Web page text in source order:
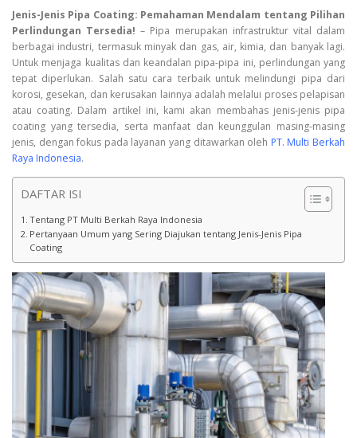
Jenis-Jenis Pipa Coating: Pemahaman Mendalam tentang Pilihan
Perlindungan Tersedia! – Pipa merupakan infrastruktur vital dalam
berbagai industri, termasuk minyak dan gas, air, kimia, dan banyak lagi.
Untuk menjaga kualitas dan keandalan pipa-pipa ini, perlindungan yang
tepat diperlukan. Salah satu cara terbaik untuk melindungi pipa dari
korosi, gesekan, dan kerusakan lainnya adalah melalui proses pelapisan
atau coating. Dalam artikel ini, kami akan membahas jenis-jenis pipa
coating yang tersedia, serta manfaat dan keunggulan masing-masing
jenis, dengan fokus pada layanan yang ditawarkan oleh PT. Multi Berkah
Raya Indonesia.
DAFTAR ISI
Tentang PT Multi Berkah Raya Indonesia
Pertanyaan Umum yang Sering Diajukan tentang Jenis-Jenis Pipa
Coating